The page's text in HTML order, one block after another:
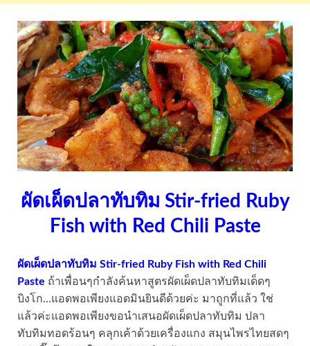
ผัดเผ็ดปลาทับทิม Stir-fried Ruby
Fish with Red Chili Paste
ผัดเผ็ดปลาทับทิม Stir-fried Ruby Fish with Red Chili
Paste ถ้าเพื่อนๆกำลังค้นหาสูตรผัดเผ็ดปลาทับทิมเด็ดๆ
บิงโก…แอดพอเพียงแอดมินยินดีด้วยค่ะ มาถูกที่แล้ว ใช่
แล้วค่ะแอดพอเพียงขอนำเสนอผัดเผ็ดปลาทับทิม ปลา
ทับทิมทอดร้อนๆ คลุกเค้าด้วยเครื่องแกง สมุนไพรไทยสดๆ